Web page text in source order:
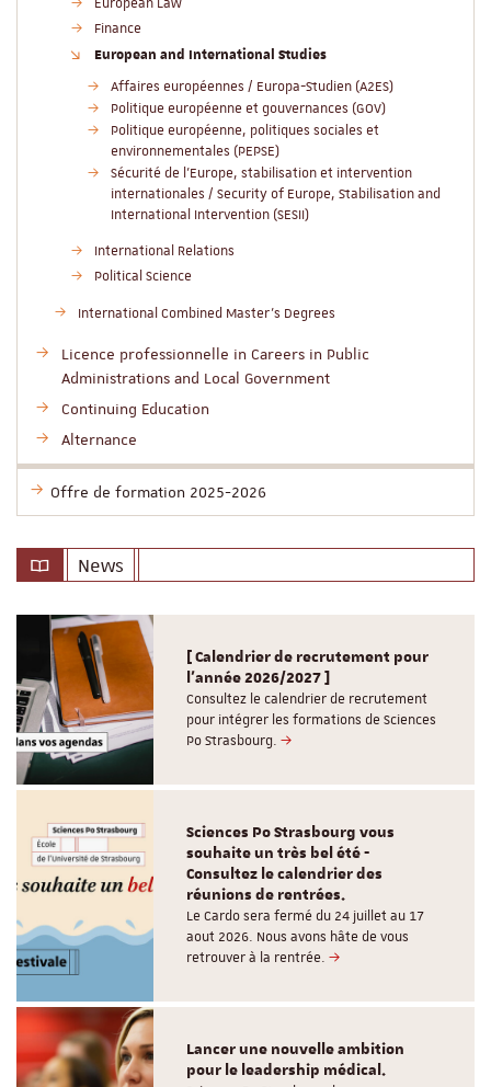
Finance
European and International Studies
Affaires européennes / Europa-Studien (A2ES)
Politique européenne et gouvernances (GOV)
Politique européenne, politiques sociales et
environnementales (PEPSE)
Sécurité de l'Europe, stabilisation et intervention
internationales / Security of Europe, Stabilisation and
International Intervention (SESII)
International Relations
Political Science
International Combined Master’s Degrees
Licence professionnelle in Careers in Public
Administrations and Local Government
Continuing Education
Alternance
Offre de formation 2025-2026
News
[ Calendrier de recrutement pour
l'année 2026/2027 ]
Consultez le calendrier de recrutement
pour intégrer les formations de Sciences
Po Strasbourg.
Sciences Po Strasbourg vous
souhaite un très bel été -
Consultez le calendrier des
réunions de rentrées.
Le Cardo sera fermé du 24 juillet au 17
aout 2026. Nous avons hâte de vous
retrouver à la rentrée.
Lancer une nouvelle ambition
pour le leadership médical.